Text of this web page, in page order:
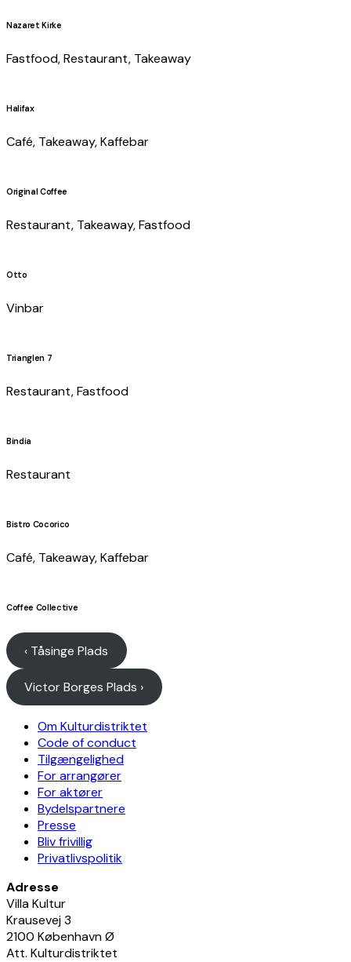
Nazaret Kirke
Fastfood, Restaurant, Takeaway
Halifax
Café, Takeaway, Kaffebar
Original Coffee
Restaurant, Takeaway, Fastfood
Otto
Vinbar
Trianglen 7
Restaurant, Fastfood
Bindia
Restaurant
Bistro Cocorico
Café, Takeaway, Kaffebar
Coffee Collective
‹ Tåsinge Plads
Victor Borges Plads ›
Om Kulturdistriktet
Code of conduct
Tilgængelighed
For arrangører
For aktører
Bydelspartnere
Presse
Bliv frivillig
Privatlivspolitik
Adresse
Villa Kultur
Krausevej 3
2100 København Ø
Att. Kulturdistriktet